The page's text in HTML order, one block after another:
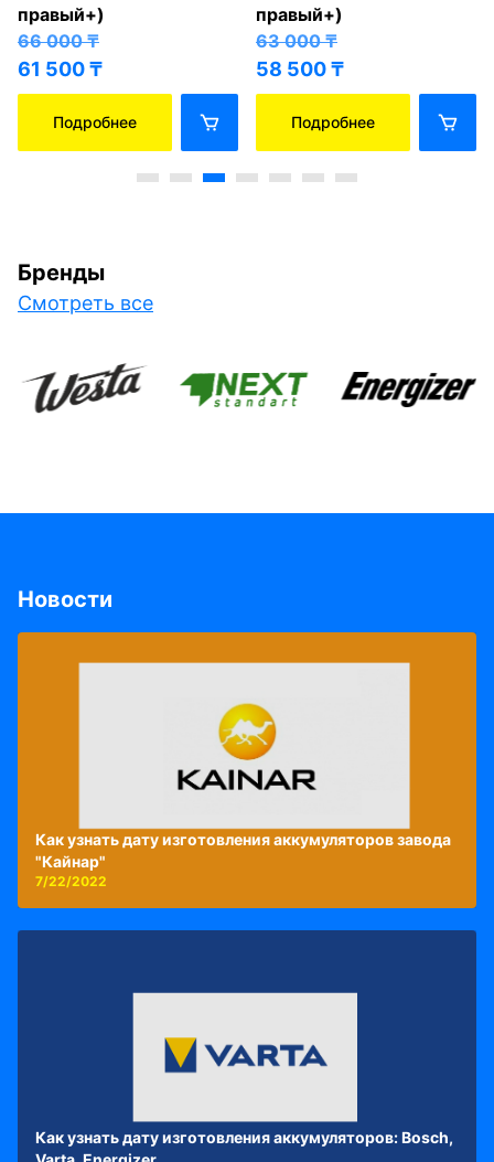
правый+)
66 000₸
61 500₸
Подробнее
правый+)
63 000₸
58 500₸
Подробнее
Бренды
Смотреть все
Новости
Как узнать дату изготовления аккумуляторов завода
"Кайнар"
7/22/2022
Как узнать дату изготовления аккумуляторов: Bosch,